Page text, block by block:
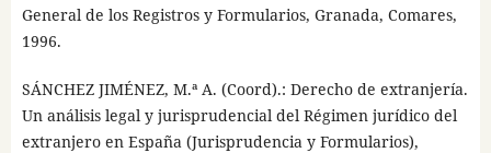
General de los Registros y Formularios, Granada, Comares,
1996.
SÁNCHEZ JIMÉNEZ, M.ª A. (Coord).: Derecho de extranjería.
Un análisis legal y jurisprudencial del Régimen jurídico del
extranjero en España (Jurisprudencia y Formularios),